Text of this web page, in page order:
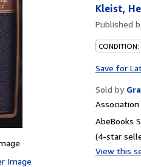
Image
Kleist,
Published
CONDITION:
Save for
Sold by
AbeBooks
(4-star
View this